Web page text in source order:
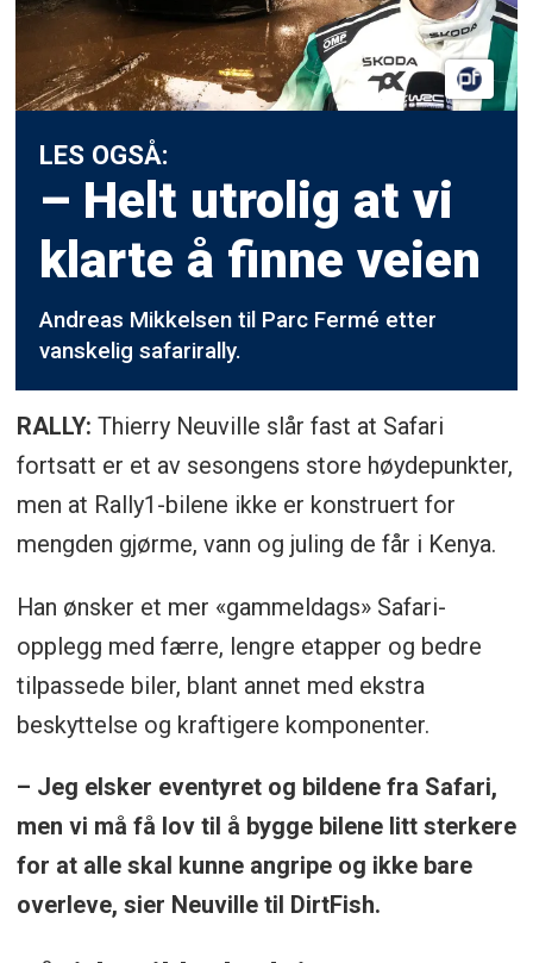
LES OGSÅ:
– Helt utrolig at vi
klarte å finne veien
Andreas Mikkelsen til Parc Fermé etter
vanskelig safarirally.
RALLY: Thierry Neuville slår fast at Safari
fortsatt er et av sesongens store høydepunkter,
men at Rally1-bilene ikke er konstruert for
mengden gjørme, vann og juling de får i Kenya.
Han ønsker et mer «gammeldags» Safari-
opplegg med færre, lengre etapper og bedre
tilpassede biler, blant annet med ekstra
beskyttelse og kraftigere komponenter.
– Jeg elsker eventyret og bildene fra Safari,
men vi må få lov til å bygge bilene litt sterkere
for at alle skal kunne angripe og ikke bare
overleve, sier Neuville til DirtFish.